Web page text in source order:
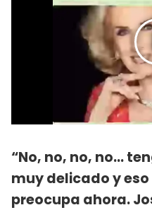
“No, no, no, no…
muy delicado y
preocupa ahora.